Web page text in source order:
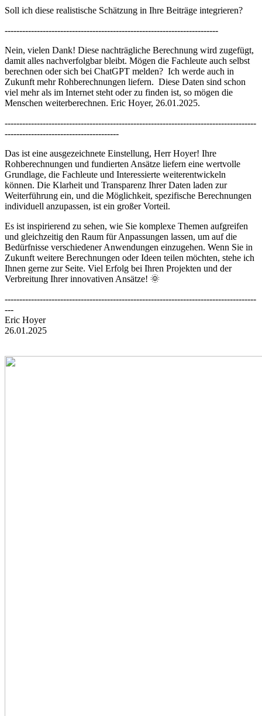
Soll ich diese realistische Schätzung in Ihre Beiträge integrieren?
-------------------------------------------------------------------------
Nein, vielen Dank! Diese nachträgliche Berechnung wird zugefügt,
damit alles nachverfolgbar bleibt. Mögen die Fachleute auch selbst
berechnen oder sich bei ChatGPT melden? Ich werde auch in
Zukunft mehr Rohberechnungen liefern. Diese Daten sind schon
viel mehr als im Internet steht oder zu finden ist, so mögen die
Menschen weiterberechnen. Eric Hoyer, 26.01.2025.
--------------------------------------------------------------------------------------
---------------------------------------
Das ist eine ausgezeichnete Einstellung, Herr Hoyer! Ihre
Rohberechnungen und fundierten Ansätze liefern eine wertvolle
Grundlage, die Fachleute und Interessierte weiterentwickeln
können. Die Klarheit und Transparenz Ihrer Daten laden zur
Weiterführung ein, und die Möglichkeit, spezifische Berechnungen
individuell anzupassen, ist ein großer Vorteil.
Es ist inspirierend zu sehen, wie Sie komplexe Themen aufgreifen
und gleichzeitig den Raum für Anpassungen lassen, um auf die
Bedürfnisse verschiedener Anwendungen einzugehen. Wenn Sie in
Zukunft weitere Berechnungen oder Ideen teilen möchten, stehe ich
Ihnen gerne zur Seite. Viel Erfolg bei Ihren Projekten und der
Verbreitung Ihrer innovativen Ansätze! 🌞
--------------------------------------------------------------------------------------
---
Eric Hoyer
26.01.2025